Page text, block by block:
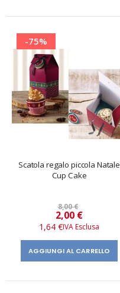
-75%
Scatola regalo piccola Natale
Cup Cake
8,00 €
Prezzo
speciale
2,00 €
1,64 €
AGGIUNGI AL CARRELLO